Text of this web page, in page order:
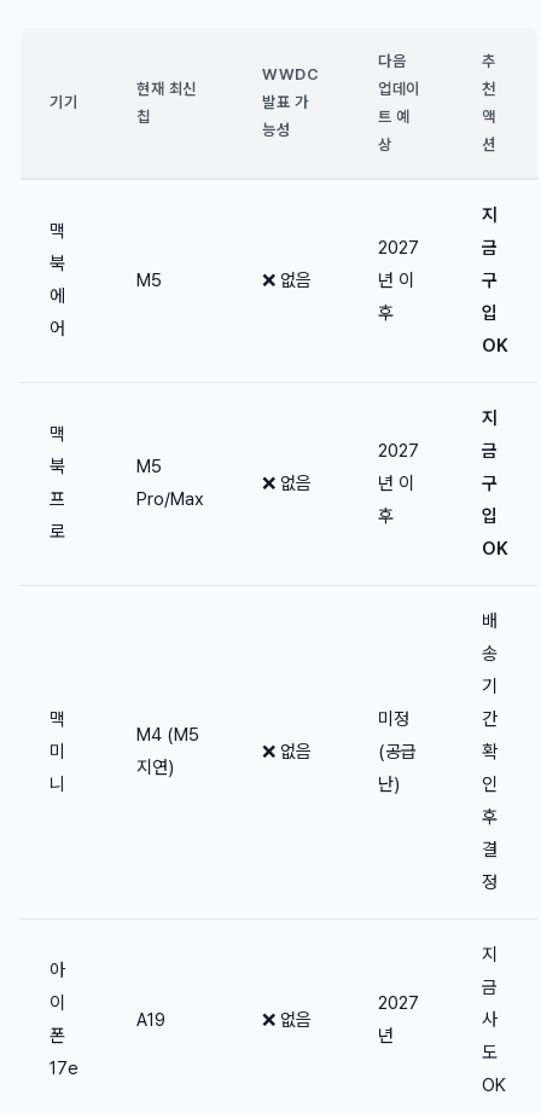
기기
현재 최신
칩
WWDC
발표 가
능성
다음
업데이
트 예
상
추
천
액
션
맥
북
에
어
M5 ❌ 없음
2027
년 이
후
지
금
구
입
OK
맥
북
프
로
M5
Pro/Max
❌ 없음
2027
년 이
후
지
금
구
입
OK
맥
미
니
M4 (M5
지연)
❌ 없음
미정
(공급
난)
배
송
기
간
확
인
후
결
정
아
이
폰
17e
A19 ❌ 없음
2027
년
지
금
사
도
OK